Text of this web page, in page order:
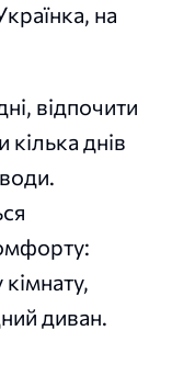
на
відпочити
кілька днів
диван.